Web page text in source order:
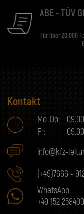
ABE - TÜV
Für über 20.000
Kontakt
Mo-Do:
Fr:
info@kfz-
(+49)7666 -
WhatsApp
+49 152